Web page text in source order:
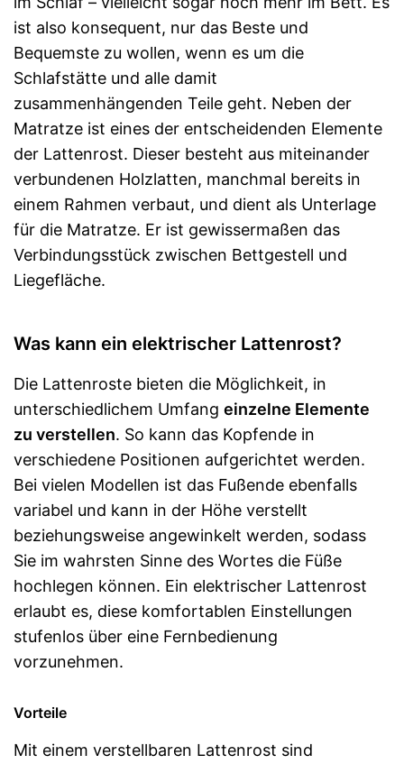
ist also konsequent, nur das Beste und
Bequemste zu wollen, wenn es um die
Schlafstätte und alle damit
zusammenhängenden Teile geht. Neben der
Matratze ist eines der entscheidenden Elemente
der Lattenrost. Dieser besteht aus miteinander
verbundenen Holzlatten, manchmal bereits in
einem Rahmen verbaut, und dient als Unterlage
für die Matratze. Er ist gewissermaßen das
Verbindungsstück zwischen Bettgestell und
Liegefläche.
Was kann ein elektrischer Lattenrost?
Die Lattenroste bieten die Möglichkeit, in
unterschiedlichem Umfang einzelne Elemente
zu verstellen. So kann das Kopfende in
verschiedene Positionen aufgerichtet werden.
Bei vielen Modellen ist das Fußende ebenfalls
variabel und kann in der Höhe verstellt
beziehungsweise angewinkelt werden, sodass
Sie im wahrsten Sinne des Wortes die Füße
hochlegen können. Ein elektrischer Lattenrost
erlaubt es, diese komfortablen Einstellungen
stufenlos über eine Fernbedienung
vorzunehmen.
Vorteile
Mit einem verstellbaren Lattenrost sind